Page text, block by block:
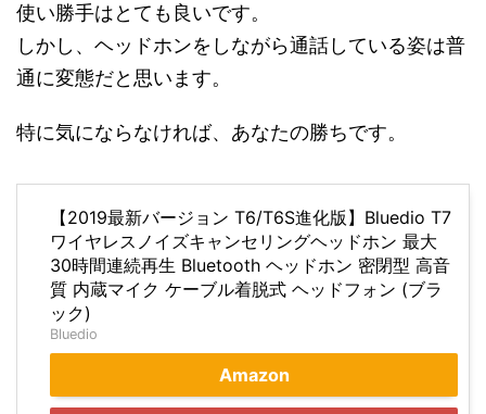
使い勝手はとても良いです。
しかし、ヘッドホンをしながら通話している姿は普
通に変態だと思います。
特に気にならなければ、あなたの勝ちです。
【2019最新バージョン T6/T6S進化版】Bluedio T7
ワイヤレスノイズキャンセリングヘッドホン 最大
30時間連続再生 Bluetooth ヘッドホン 密閉型 高音
質 内蔵マイク ケーブル着脱式 ヘッドフォン (ブラ
ック)
Bluedio
Amazon